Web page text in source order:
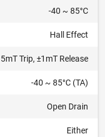
-40 ~ 85°C
Hall Effect
Trip, ±1mT Release
-40 ~ 85°C (TA)
Open Drain
Either